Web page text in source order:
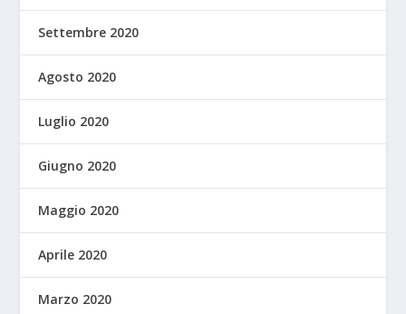
Settembre 2020
Agosto 2020
Luglio 2020
Giugno 2020
Maggio 2020
Aprile 2020
Marzo 2020